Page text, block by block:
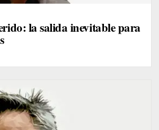
la salida inevitable para